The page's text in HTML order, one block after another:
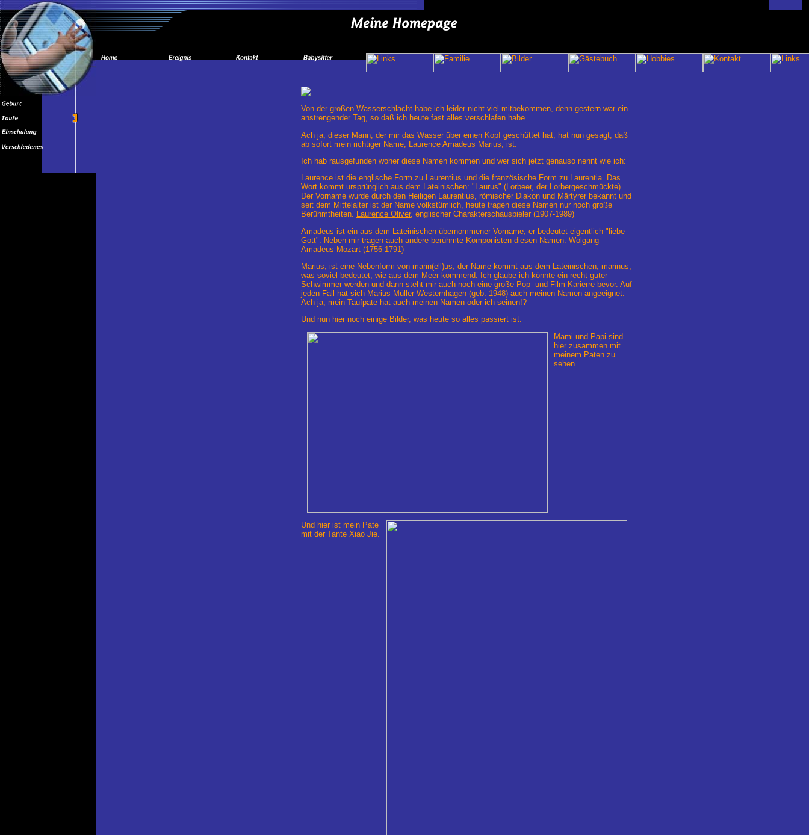
Von der großen Wasserschlacht habe ich leider nicht viel mitbekommen, denn gestern war ein
anstrengender Tag, so daß ich heute fast alles verschlafen habe.
Ach ja, dieser Mann, der mir das Wasser über einen Kopf geschüttet hat, hat nun gesagt, daß
ab sofort mein richtiger Name, Laurence Amadeus Marius, ist.
Ich hab rausgefunden woher diese Namen kommen und wer sich jetzt genauso nennt wie ich:
Laurence ist die englische Form zu Laurentius und die französische Form zu Laurentia. Das
Wort kommt ursprünglich aus dem Lateinischen: "Laurus" (Lorbeer, der Lorbergeschmückte).
Der Vorname wurde durch den Heiligen Laurentius, römischer Diakon und Märtyrer bekannt und
seit dem Mittelalter ist der Name volkstümlich, heute tragen diese Namen nur noch große
Berühmtheiten. Laurence Oliver, englischer Charakterschauspieler (1907-1989)
Amadeus ist ein aus dem Lateinischen übernommener Vorname, er bedeutet eigentlich "liebe
Gott". Neben mir tragen auch andere berühmte Komponisten diesen Namen: Wolgang
Amadeus Mozart (1756-1791)
Marius, ist eine Nebenform von marin(ell)us, der Name kommt aus dem Lateinischen, marinus,
was soviel bedeutet, wie aus dem Meer kommend. Ich glaube ich könnte ein recht guter
Schwimmer werden und dann steht mir auch noch eine große Pop- und Film-Karierre bevor. Auf
jeden Fall hat sich Marius Müller-Westernhagen (geb. 1948) auch meinen Namen angeeignet.
Ach ja, mein Taufpate hat auch meinen Namen oder ich seinen!?
Und nun hier noch einige Bilder, was heute so alles passiert ist.
Mami und Papi sind
hier zusammen mit
meinem Paten zu
sehen.
Und hier ist mein Pate
mit der Tante Xiao Jie.